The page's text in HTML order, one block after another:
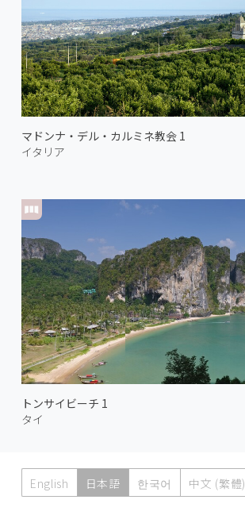
マドンナ・デル・カルミネ教会 1
イタリア
トンサイビーチ 1
タイ
English 日本語 한국어 中文 (繁體)